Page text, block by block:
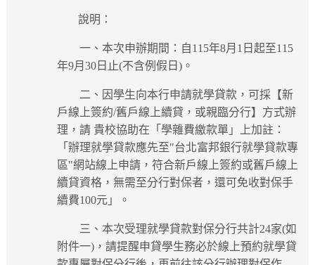
說明：
一、本次申辦期間：自115年8月1日起至115
年9月30日止(不含例假日)。
二、因學生向本行申請就學貸款，可採【新
戶線上簽約/舊戶線上續貸，或親臨分行】方式辦
理，請 貴校協助在「學雜費繳款單」上加註：
「辦理就學貸款應先至"台北富邦銀行就學貸款專
區"網站線上申請，符合新戶線上簽約或舊戶線上
續貸資格，無需至分行對保者，還可免收對保手
續費100元」。
三、本次受理就學貸款對保分行共計24家(如
附件一)，請提醒申貸學生務必於線上預約就學貸